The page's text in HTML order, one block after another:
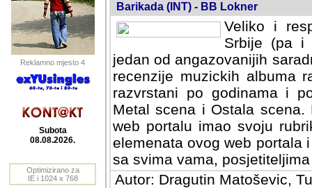
Reklamno mjesto 4
Subota
08.08.2026.
Optimizirano za
IE i 1024 x 768
Barikada (INT) - BB Lokner
Veliko i
Srbije (pa i
jedan od angazovanijih
recenzije muzickih albuma
razvrstani po godinama i po
scena i Ostala scena.
portalu imao svoju
elemenata ovog web portala
sa svima vama,
Autor: Dragutin Matoševic,